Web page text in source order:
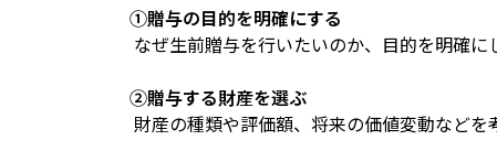
①贈与の目的を明確にする
なぜ生前贈与を行いたいのか、目的を明確に
②贈与する財産を選ぶ
財産の種類や評価額、将来の価値変動などを